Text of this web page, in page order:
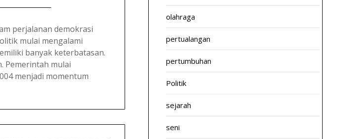
perjalanan demokrasi
mulai mengalami
banyak keterbatasan.
Pemerintah mulai
menjadi momentum
olahraga
pertualangan
pertumbuhan
Politik
sejarah
seni